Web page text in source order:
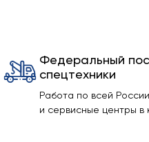
Федеральный
спецтехники
Работа по всей
и сервисные центры в